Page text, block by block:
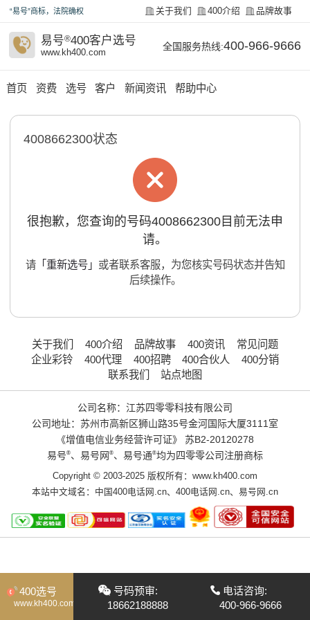
“易号”商标，法院确权 关于我们 400介绍 品牌故事
易号®400客户选号
www.kh400.com
全国服务热线:400-966-9666
首页 资费 选号 客户 新闻资讯 帮助中心
4008662300状态
很抱歉，您查询的号码4008662300目前无法申
请。
请「重新选号」 或者联系客服，为您核实号码状态并告知
后续操作。
关于我们 400介绍 品牌故事 400资讯
常见问题
企业彩铃
400代理 400招聘 400合伙人
400分销
联系我们
站点地图
公司名称：江苏四零零科技有限公司
公司地址：苏州市高新区狮山路35号金河国际大厦3111室
《增值电信业务经营许可证》
苏B2-20120278
易号®、易号网 ®、易号通®均为四零零公司注册商标
Copyright © 2003-2025 版权所有：www.kh400.com
本站中文域名： 中国400电话网.cn、 400电话网.cn、 易号网.cn
400选号
www.kh400.com
号码预审:
18662188888
电话咨询:
400-966-9666